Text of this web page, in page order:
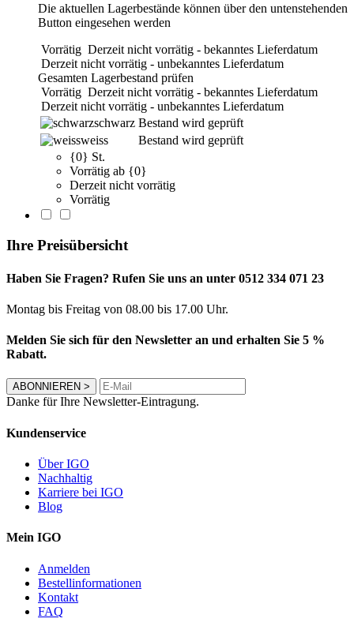
Die aktuellen Lagerbestände können über den untenstehenden
Button eingesehen werden
Vorrätig Derzeit nicht vorrätig - bekanntes Lieferdatum
Derzeit nicht vorrätig - unbekanntes Lieferdatum
Gesamten Lagerbestand prüfen
Vorrätig Derzeit nicht vorrätig - bekanntes Lieferdatum
Derzeit nicht vorrätig - unbekanntes Lieferdatum
schwarz Bestand wird geprüft
weiss
Bestand wird geprüft
{0} St.
Vorrätig ab {0}
Derzeit nicht vorrätig
Vorrätig
Ihre Preisübersicht
Haben Sie Fragen? Rufen Sie uns an unter 0512 334 071 23
Montag bis Freitag von 08.00 bis 17.00 Uhr.
Melden Sie sich für den Newsletter an und erhalten Sie 5 %
Rabatt.
ABONNIEREN >
Danke für Ihre Newsletter-Eintragung.
Kundenservice
Über IGO
Nachhaltig
Karriere bei IGO
Blog
Mein IGO
Anmelden
Bestellinformationen
Kontakt
FAQ